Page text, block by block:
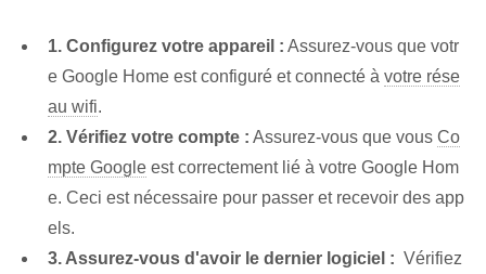
1. Configurez votre appareil : Assurez-vous que votr
e Google Home est configuré et connecté à votre rése
au wifi.
2.‍ Vérifiez votre‌ compte : Assurez-vous que vous Co
mpte Google est correctement lié à votre Google Hom
e. Ceci est nécessaire pour passer et recevoir des app
els.
3.‍ Assurez-vous d'avoir le dernier logiciel : ‍ Vérifiez